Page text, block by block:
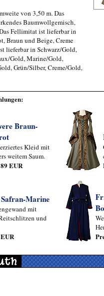
von 3,50 m. Das
Baumwollgemisch,
Fellimitat ist lieferbar in
Braun und Beige, Creme
lieferbar in Schwarz/Gold,
Gold, Marine/Gold,
Grün/Silber, Creme/Gold,
Braun-
Kleid mit
weitem Saum.
EUR
Marine
mit
und